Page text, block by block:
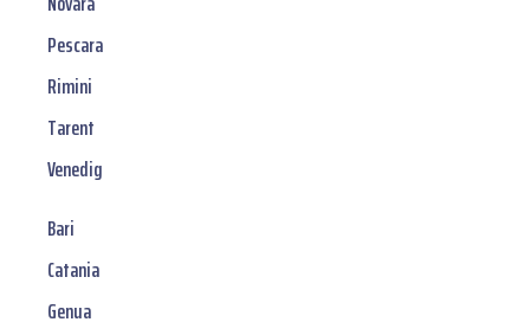
Pescara
Rimini
Tarent
Venedig
Bari
Catania
Genua